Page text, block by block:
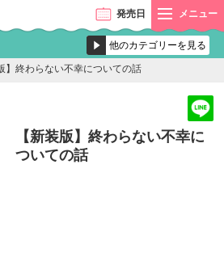
発売日 メニュー
】終わらない不幸についての話
【新装版】終わらない不幸に
ついての話